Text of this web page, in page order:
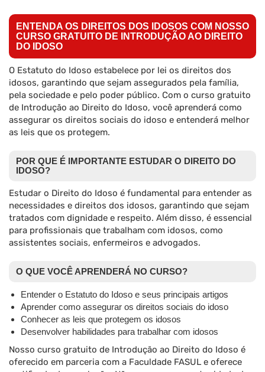
ENTENDA OS DIREITOS DOS IDOSOS COM NOSSO
CURSO GRATUITO DE INTRODUÇÃO AO DIREITO
DO IDOSO
O Estatuto do Idoso estabelece por lei os direitos dos
idosos, garantindo que sejam assegurados pela família,
pela sociedade e pelo poder público. Com o curso gratuito
de Introdução ao Direito do Idoso, você aprenderá como
assegurar os direitos sociais do idoso e entenderá melhor
as leis que os protegem.
POR QUE É IMPORTANTE ESTUDAR O DIREITO DO
IDOSO?
Estudar o Direito do Idoso é fundamental para entender as
necessidades e direitos dos idosos, garantindo que sejam
tratados com dignidade e respeito. Além disso, é essencial
para profissionais que trabalham com idosos, como
assistentes sociais, enfermeiros e advogados.
O QUE VOCÊ APRENDERÁ NO CURSO?
Entender o Estatuto do Idoso e seus principais artigos
Aprender como assegurar os direitos sociais do idoso
Conhecer as leis que protegem os idosos
Desenvolver habilidades para trabalhar com idosos
Nosso curso gratuito de Introdução ao Direito do Idoso é
oferecido em parceria com a Faculdade FASUL e oferece